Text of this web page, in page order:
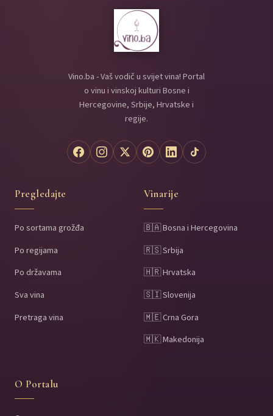
Vino.ba - Vaš vodič u svijet vina! Portal
o vinu i vinskoj kulturi Bosne i
Hercegovine, Srbije, Hrvatske i
regije.
Pregledajte
Po sortama grožđa
Po regijama
Po državama
Sva vina
Pretraga vina
Vinarije
🇧🇦 Bosna i Hercegovina
🇷🇸 Srbija
🇭🇷 Hrvatska
🇸🇮 Slovenija
🇲🇪 Crna Gora
🇲🇰 Makedonija
O Portalu